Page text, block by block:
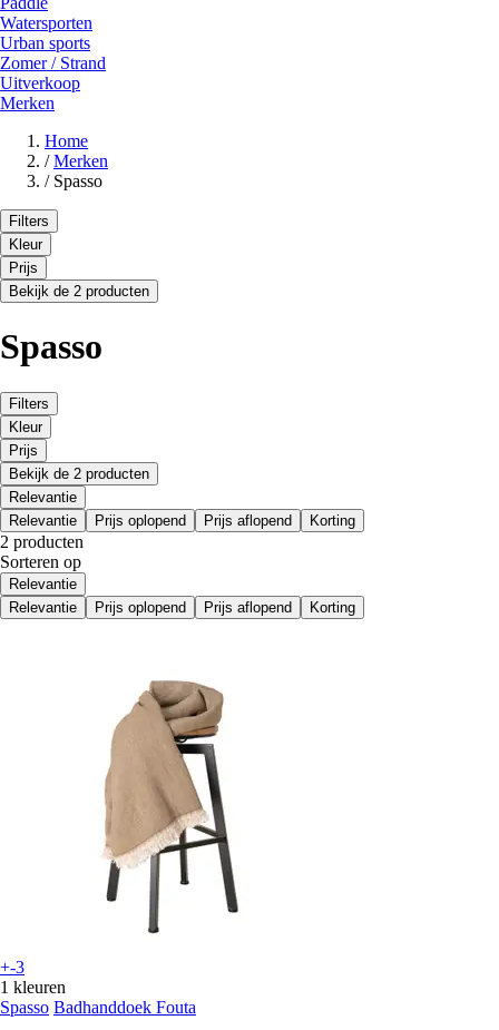
Watersporten
Urban sports
Zomer / Strand
Uitverkoop
Merken
Home
/ Merken
/ Spasso
Filters
Kleur
Prijs
Bekijk de 2 producten
Spasso
Filters
Kleur
Prijs
Bekijk de 2 producten
Relevantie
Relevantie
Prijs oplopend Prijs aflopend Korting
2 producten
Sorteren op
Relevantie
Relevantie
Prijs oplopend Prijs aflopend Korting
+-3
1 kleuren
Spasso Badhanddoek Fouta